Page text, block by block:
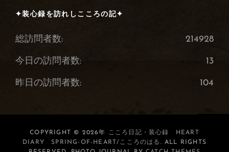
✦装心録を訪れしこころの記✦
214928
総訪問者数:
13
今日の訪問者数:
104
昨日の訪問者数:
COPYRIGHT © 2026年
こころ日記・装心録 HEART
DIARY SPRING-OF-HEART/こころのはる . ALL RIGHTS